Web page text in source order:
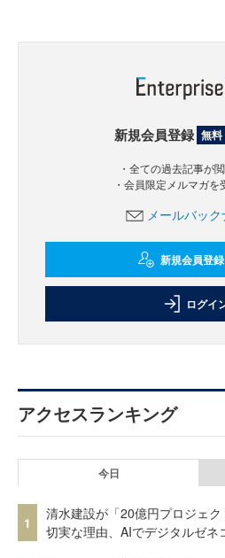
新規会員登録 無料
・全ての過去記事が
・会員限定メルマガ
メールバッ
新規会員登録
ログイ
アクセスランキング
今日
1
清水建設が「20億円プロジェ
切実な理由、AIでデジタルゼネ